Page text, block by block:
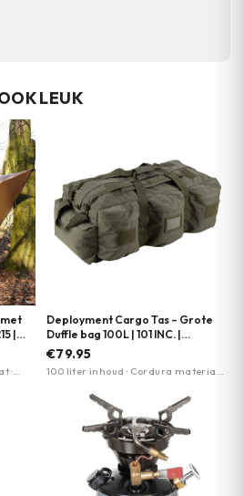
LEUK
|
·
Deployment Cargo Tas – Grote
Duffle bag 100L | 101 INC. |
Meerdere kleuren
€79.95
100 liter inhoud · Cordura materiaal